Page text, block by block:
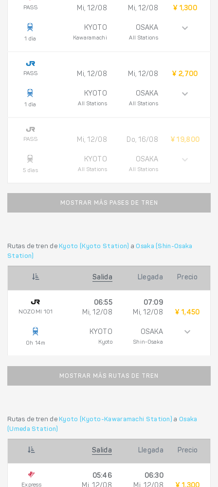
PASS
1 día
Mi, 12/08
KYOTO
Kawaramachi
Mi, 12/08
OSAKA
All Stations
¥ 1,300
PASS
1 día
Mi, 12/08
KYOTO
All Stations
Mi, 12/08
OSAKA
All Stations
¥ 2,700
PASS
5 días
Mi, 12/08
KYOTO
All Stations
Do, 16/08
OSAKA
All Stations
¥ 19,800
MOSTRAR MÁS PASES DE TREN
Rutas de tren de Kyoto (Kyoto Station) aOsaka (Shin-Osaka
Station)
Salida Llegada Precio
NOZOMI 101
0h 14m
06:55
Mi, 12/08
KYOTO
Kyoto
07:09
Mi, 12/08
OSAKA
Shin-Osaka
¥ 1,450
MOSTRAR MÁS RUTAS DE TREN
Rutas de tren de Kyoto (Kyoto-Kawaramachi Station) a Osaka
(Umeda Station)
Salida Llegada Precio
Express
05:46
06:30